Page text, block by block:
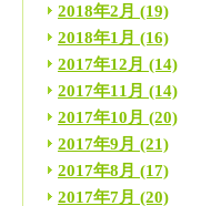
2018年2月 (19)
2018年1月 (16)
2017年12月 (14)
2017年11月 (14)
2017年10月 (20)
2017年9月 (21)
2017年8月 (17)
2017年7月 (20)